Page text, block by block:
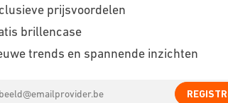
prijsvoordelen
brillencase
trends en spannende inzichten